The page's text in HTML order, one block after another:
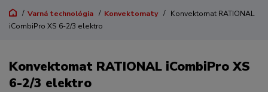
Varná technológia Konvektomaty
Konvektomat RATIONAL
iCombiPro XS 6-2/3 elektro
Konvektomat RATIONAL iCombiPro XS
6-2/3 elektro